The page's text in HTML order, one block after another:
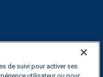
de suivi pour activer ses